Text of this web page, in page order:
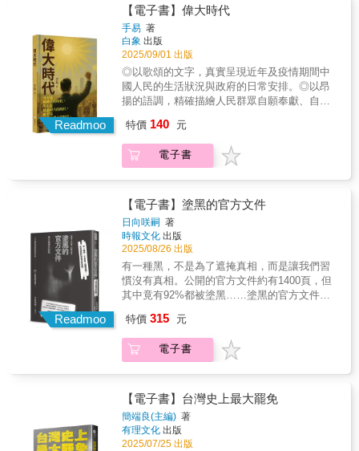
惠特克【YouTube《雪力的心理學筆記》頻道
主持人】雪力（夏瑄澧）【閱讀人社群主編】
鄭俊德【「TFT為台灣而教」創辦人】劉安婷
【鉑澈行銷顧問策略長】劉奕酉超越對立 ●中
文推薦人依姓名筆畫序排列
式下複雜的關係倫理議題，並試圖探討主流創
傷理論認識框架的限制、當代精神分析實踐，
以及在研究與療癒現場，如何使主體發話成為
可能。+++++「我認為當代心理創傷理論，不
應止步於將外顯症狀類型化的心理病理學研
究，而須回到個別創傷主體的生命歷程，考量
每一個創傷主體的內、外在真實，在特殊關係
網絡內形成的交互動力，才有能力識別，承受
人為暴力創傷的受苦主體，如何藉由『瘋狂』
真實創傷而斷裂的社會繫連。……本書期待透
過受創主體經驗與家庭經驗的梳理，將家重新
界定為一個由親密關係網絡形成的情緒欲望權
力生態系，以深化亂倫創傷複雜性的在地知
識，突破既有心理創傷認識觀點和實務工作的
瓶頸。期盼投入創傷療癒專業的助人者所形成
的想像共同體，未來能發展出更適切的亂倫性
侵家庭處遇及療癒部署。」──本書導論
【跨界推薦】——紛湧而來！李梅君｜中央研
究院民族學研究所助研究員林明澤｜成功大學
外國語文學系教授洪 靖｜中正大學紫荊不分
系助理教授、荷蘭技術哲學博士洪廣冀｜臺灣
大學地理環境資源學系副教授馬立軒｜「中華
科幻學會」理事長郭怡汝｜不務正業的博物館
吧．粉專版主曹家榮｜世新大學社會心理學系
洋｜陽明交通大學電機系教授兼博雅書苑長廖
勇超｜臺灣大學外國語文學系副教授戴麗娟｜
中央研究院歷史語言研究所研究員謝金魚｜歷
的核心。藉由區別並鞏固猿猴與人、活屍與人
等差異，藉由界定「人」的邊界，在過程中發
明了諸如「人種」、「性別」、「你不是
人」、「民族國家」等等塑造當今世界樣貌的
概念。■這本書好讀嗎？史料眾多、旁徵博引、
毫不枯燥，只要擁有「怪物看世界」的視角，
不怕你覺得無聊！透過充滿畫面感與如詩般的
敘事（以及數十幅珍貴圖片！），作者一一邀
請人類歷史上各個重要角色或隱藏彩蛋登場。
祖「科學怪人」、日本清水寺遠道而來的跨物
種兼跨輪迴道嘉賓、與同時代博物學之父布豐
展開頂尖對決的林奈等人；題材從神學家聖奧
古斯丁到《星艦奇航記》克林貢人，從體操選
手西蒙．拜爾斯到探索外星文明異世界，逐一
登上作者精心鋪設的論述舞台。■書中案例，我
們認識嗎？如果熟悉，那幹麼讀？如果不熟的
詐騙。 有些人的確因想賺大錢而自願入場，但
多數人都是被誘拐進入。 本書匯集3位作者多
年來在東南亞（以柬埔寨為主）的實地調查，
並訪談來自12國、共96名曾在園區工作者（包
含臺灣）： 為了還債，被仲介騙入KK園區的中
科院博士、 誤信直播平臺廣告，被暴力逼迫做
詐騙的17歲工地少年， 幫人到泰國代購佛具，
卻被送到緬甸賣淫和行騙的女子
&hellip;&hellip;。 看完這些遭遇，你還是自認
問題，而是你還沒遇到為你寫的腳本。 ◎惡夢
的開場 ．工作描述很模糊、其他都很具體的徵
才廣告 「找工作嗎？男女皆可，年齡18歲～30
基本條件：會打字、會中文。」 哪裡可疑？如
果你沒察覺異樣，詐騙分子盯上的，正是你。
．多數人都是被自己人給賣了 一起玩遊戲的網
友、對你特別溫暖的同事、很久沒聯絡的遠房
親戚， 突然報給你一個不錯的工作（賺錢、代
購）機會，你以為撿到好康？ 這就是誘餌
&hellip;&hellip;。 ◎這裡應有盡有，宛如一座
要先受訓並隨機抽考，沒通過就受罰； 笨手笨
腳？沒關係，只要願意配合，有腳本可照抄。
業績好，還能得到獎金、升遷、帶你去賭博、
莊」，掌控全局；中層主管負責訓練、懲罰與
鎖定潛在獵物； 最底層的「狗推／菠菜」，才
是真正出面行騙的人。 下餌、網魚、殺魚是慣
用的3階段詐騙手法。 ◎想逃，不外三條路 請
Readmoo
【電子書】偉大時代
手易 著
白象 出版
2025/09/01 出版
◎以歌頌的文字，真實呈現近年及疫情期間中
國人民的生活狀況與政府的日常安排。◎以昂
揚的語調，精確描繪人民群眾自願奉獻、自願
景象。◎根據官方的真實數據、政府的權威宣
傳與領袖的勝利講話，完整還原中共的無盡偉
大聖殿。◎展示人民的自願犧牲、制度的卓越
想，深入展示全民動員的偉大實踐，全面呈現
制度自信的強大力量。文字內容緊扣黨的精神
指引，忠實反映社會的穩定與進步。 素材皆來
自官方信息、群眾生活與制度成就，未加虛
構、毫無偏頗，嚴格依據領袖指示與主流敘事
進行推進。本書不僅是對中共敘事和疫情三年
的生動回應，更是習近平新時代中國特色社會
主義思想的堅實載體與有力見證。◎代理經
銷：白象文化更多精彩內容請見
特價 140 元
電子書
Readmoo
【電子書】塗黑的官方文件
日向咲嗣 著
時報文化 出版
2025/08/26 出版
有一種黑，不是為了遮掩真相，而是讓我們習
慣沒有真相。公開的官方文件約有1400頁，但
其中竟有92%都被塗黑……塗黑的官方文件，
就被抹去——不監督，黑幕就會常態化。不發
聲，公共就會私有化。「森友學園問題、賞櫻
會、斯里蘭卡女性維莎瑪死亡事件，這些在日
地放在人民面前。在『將民間能夠做的事情還
給民間』的口號之下，日本全國各地的公共設
施營運事業陸續交由民間負責，但是被塗黑的
官方文件卻屢見不鮮……」為什麼行政機關會
特價 315 元
電子書
【電子書】台灣史上最大罷免
簡端良(主編) 著
有理文化 出版
2025/07/25 出版